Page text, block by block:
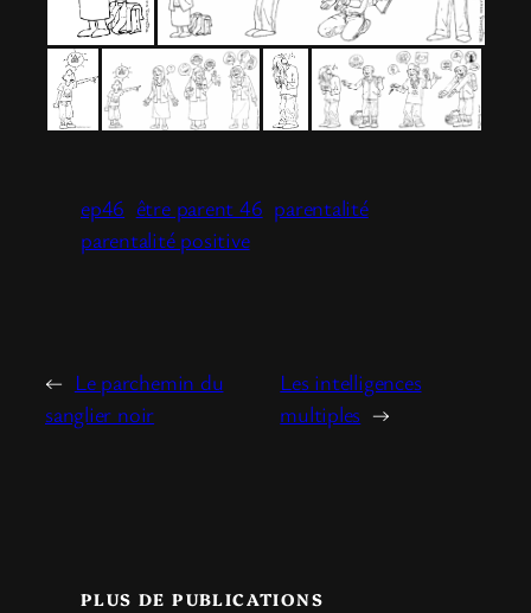
ep46 être parent 46 parentalité
parentalité positive
← Le parchemin du
sanglier noir
Les intelligences
multiples →
PLUS DE PUBLICATIONS